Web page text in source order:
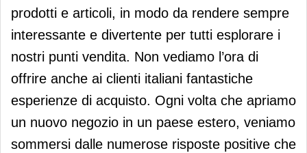
prodotti e articoli, in modo da rendere sempre
interessante e divertente per tutti esplorare i
nostri punti vendita. Non vediamo l’ora di
offrire anche ai clienti italiani fantastiche
esperienze di acquisto. Ogni volta che apriamo
un nuovo negozio in un paese estero, veniamo
sommersi dalle numerose risposte positive che